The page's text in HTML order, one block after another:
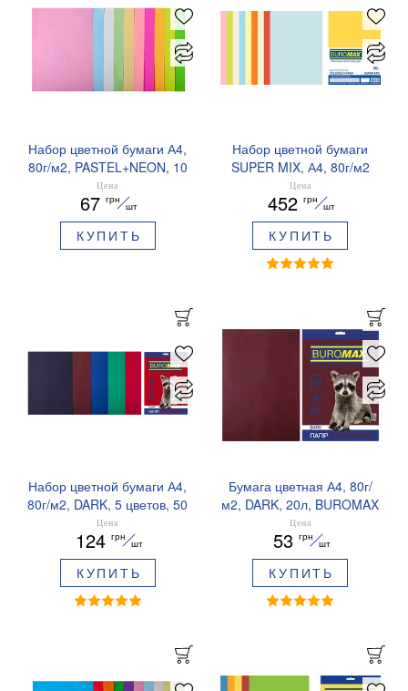
Набор цветной бумаги А4,
80г/м2, PASTEL+NEON, 10
цветов, 20 листов.
BUROMAX BM.2721720-99
Цена
67 грн
шт
КУПИТЬ
Набор цветной бумаги
SUPER MIX, А4, 80г/м2
(10х25/250 листов)
BUROMAX BM.27216250-
99
Цена
452 грн
шт
КУПИТЬ
Набор цветной бумаги А4,
80г/м2, DARK, 5 цветов, 50
листов, BUROMAX
BM.2721450-99
Цена
124 грн
шт
КУПИТЬ
Бумага цветная А4, 80г/
м2, DARK, 20л, BUROMAX
BM.2721420
Цена
53 грн
шт
КУПИТЬ